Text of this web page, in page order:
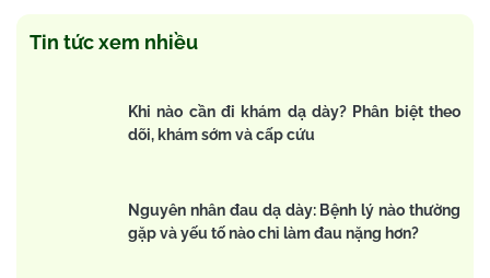
Tin tức xem nhiều
Khi nào cần đi khám dạ dày? Phân biệt theo
dõi, khám sớm và cấp cứu
Nguyên nhân đau dạ dày: Bệnh lý nào thường
gặp và yếu tố nào chỉ làm đau nặng hơn?